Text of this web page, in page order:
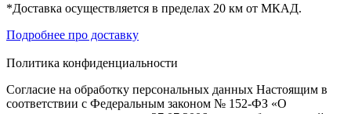
*Доставка осуществляется в пределах 20 км от МКАД.
Подробнее про доставку
Политика конфиденциальности
Согласие на обработку персональных данных Настоящим в
соответствии с Федеральным законом № 152-ФЗ «О